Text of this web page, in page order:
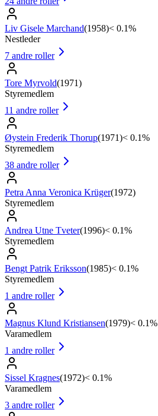
Liv Gisele Marchand(1958)< 0.1%
Nestleder
7 andre roller
Tore Myrvold(1971)
Styremedlem
11 andre roller
Øystein Frederik Thorup(1971)< 0.1%
Styremedlem
38 andre roller
Petra Anna Veronica Krüger(1972)
Styremedlem
Andrea Utne Tveter(1996)< 0.1%
Styremedlem
Bengt Patrik Eriksson(1985)< 0.1%
Styremedlem
1 andre roller
Magnus Klund Kristiansen(1979)< 0.1%
Varamedlem
1 andre roller
Sissel Kragnes(1972)< 0.1%
Varamedlem
3 andre roller